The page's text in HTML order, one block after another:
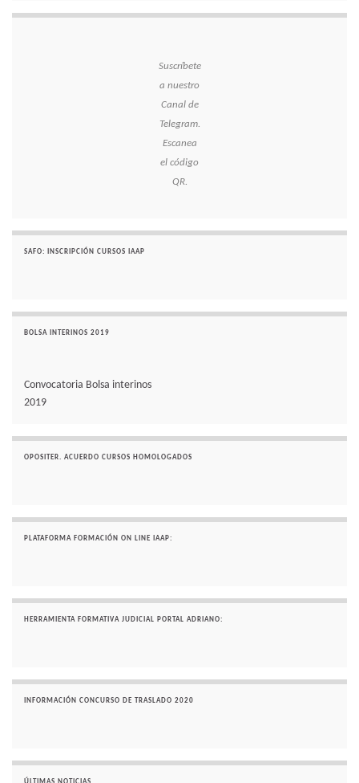
Suscríbete
a nuestro
Canal de
Telegram.
Escanea
el código
QR.
SAFO: INSCRIPCIÓN CURSOS IAAP
BOLSA INTERINOS 2019
Convocatoria Bolsa interinos
2019
OPOSITER. ACUERDO CURSOS HOMOLOGADOS
PLATAFORMA FORMACIÓN ON LINE IAAP:
HERRAMIENTA FORMATIVA JUDICIAL PORTAL ADRIANO:
INFORMACIÓN CONCURSO DE TRASLADO 2020